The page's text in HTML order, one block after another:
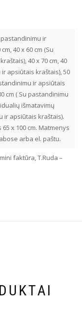
pastandinimu ir
40 x 60 cm (Su
40 x 70 cm, 40
apsiūtais kraštais), 50
ir apsiūtais
cm ( Su pastandinimu
išmatavimų
ir apsiūtais kraštais).
x 100 cm. Matmenys
arba el. paštu.
faktūra, T.Ruda –